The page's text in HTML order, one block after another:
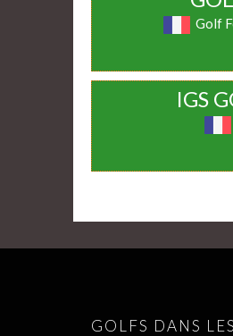
Golf
IGS
GOLFS DANS